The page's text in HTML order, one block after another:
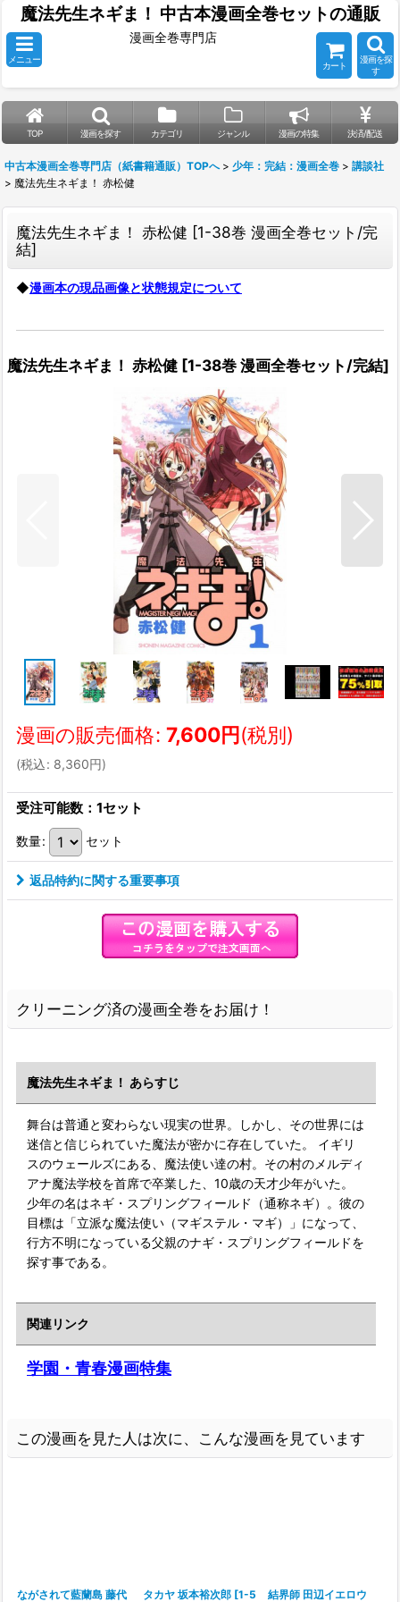
魔法先生ネギま！ 中古本漫画全巻セットの通販
メニュー
漫画全巻専門店
カート
漫画を探
す
TOP 漫画を探す カテゴリ ジャンル 漫画の特集 決済/配送
中古本漫画全巻専門店（紙書籍通販）TOPへ > 少年：完結：漫画全巻 > 講談社
> 魔法先生ネギま！ 赤松健
魔法先生ネギま！ 赤松健 [1-38巻 漫画全巻セット/完
結]
◆漫画本の現品画像と状態規定について
魔法先生ネギま！ 赤松健 [1-38巻 漫画全巻セット/完結]
漫画の販売価格: 7,600円(税別)
(税込: 8,360円)
受注可能数：1セット
数量: セット
返品特約に関する重要事項
クリーニング済の漫画全巻をお届け！
魔法先生ネギま！ あらすじ
舞台は普通と変わらない現実の世界。しかし、その世界には
迷信と信じられていた魔法が密かに存在していた。 イギリ
スのウェールズにある、魔法使い達の村。その村のメルディ
アナ魔法学校を首席で卒業した、10歳の天才少年がいた。
少年の名はネギ・スプリングフィールド（通称ネギ）。彼の
目標は「立派な魔法使い（マギステル・マギ）」になって、
行方不明になっている父親のナギ・スプリングフィールドを
探す事である。
関連リンク
学園・青春漫画特集
この漫画を見た人は次に、こんな漫画を見ています
ながされて藍蘭島 藤代
タカヤ 坂本裕次郎 [1-5
結界師 田辺イエロウ